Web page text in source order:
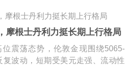
摩根士丹利力挺长期上行格局
震荡态势，伦敦金现围绕5065-
复波动，短期受美元走强、流动性